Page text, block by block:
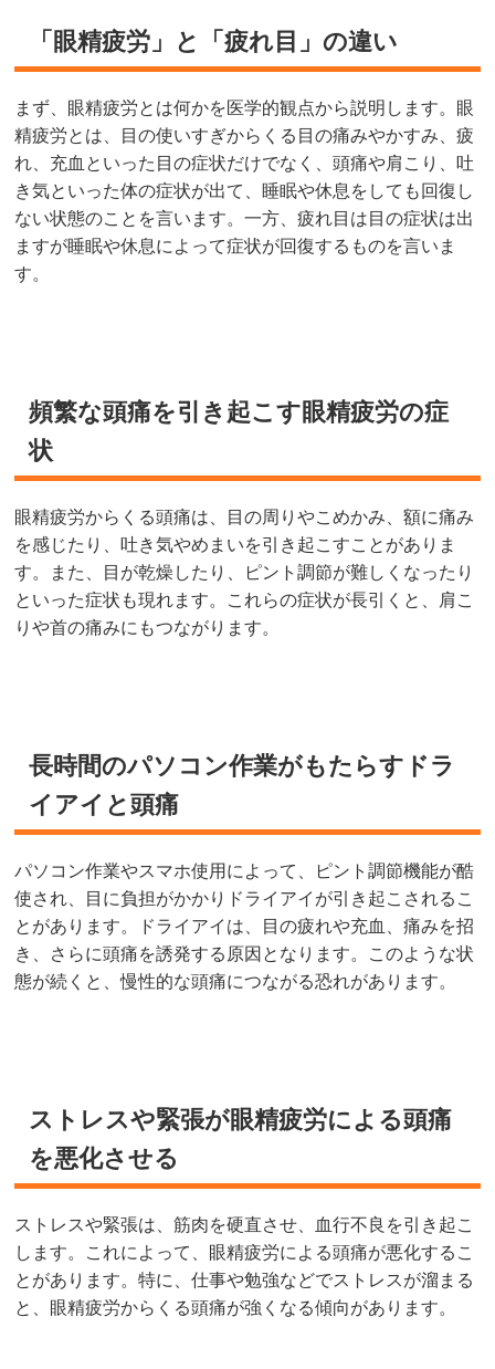
「眼精疲労」と「疲れ目」の違い
まず、眼精疲労とは何かを医学的観点から説明します。眼
精疲労とは、目の使いすぎからくる目の痛みやかすみ、疲
れ、充血といった目の症状だけでなく、頭痛や肩こり、吐
き気といった体の症状が出て、睡眠や休息をしても回復し
ない状態のことを言います。一方、疲れ目は目の症状は出
ますが睡眠や休息によって症状が回復するものを言いま
す。
頻繁な頭痛を引き起こす眼精疲労の症
状
眼精疲労からくる頭痛は、目の周りやこめかみ、額に痛み
を感じたり、吐き気やめまいを引き起こすことがありま
す。また、目が乾燥したり、ピント調節が難しくなったり
といった症状も現れます。これらの症状が長引くと、肩こ
りや首の痛みにもつながります。
長時間のパソコン作業がもたらすドラ
イアイと頭痛
パソコン作業やスマホ使用によって、ピント調節機能が酷
使され、目に負担がかかりドライアイが引き起こされるこ
とがあります。ドライアイは、目の疲れや充血、痛みを招
き、さらに頭痛を誘発する原因となります。このような状
態が続くと、慢性的な頭痛につながる恐れがあります。
ストレスや緊張が眼精疲労による頭痛
を悪化させる
ストレスや緊張は、筋肉を硬直させ、血行不良を引き起こ
します。これによって、眼精疲労による頭痛が悪化するこ
とがあります。特に、仕事や勉強などでストレスが溜まる
と、眼精疲労からくる頭痛が強くなる傾向があります。